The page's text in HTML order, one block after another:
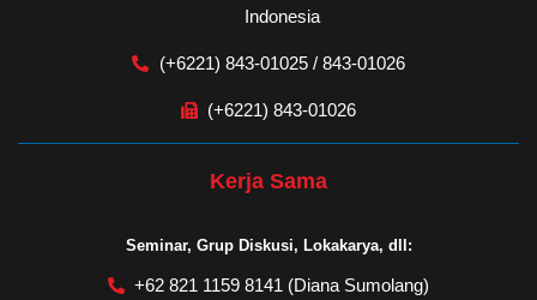
Indonesia
(+6221) 843-01025 / 843-01026
(+6221) 843-01026
Kerja Sama
Seminar, Grup Diskusi, Lokakarya, dll:
+62 821 1159 8141 (Diana Sumolang)